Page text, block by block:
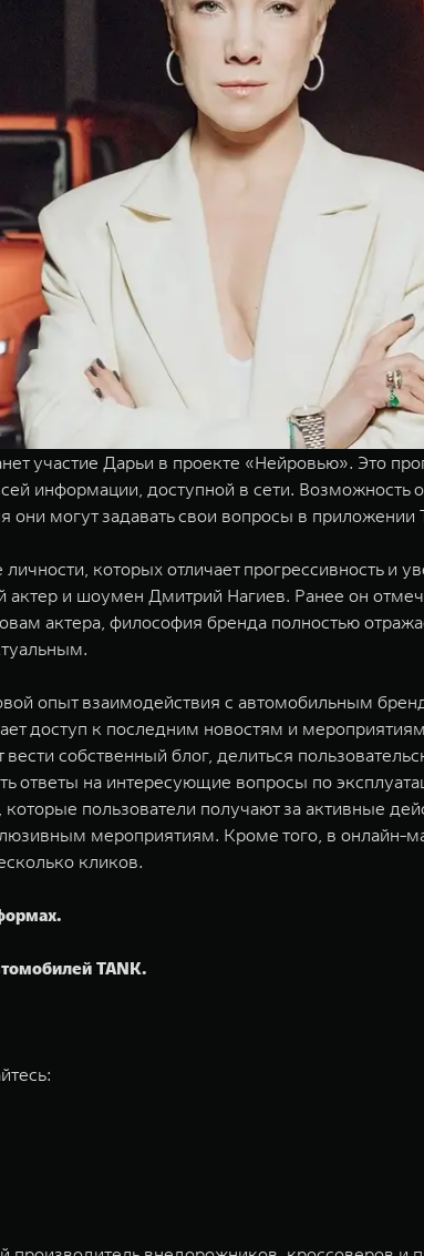
участие Дарьи в проекте «Нейровью». Это
информации, доступной в сети. Возможность
они могут задавать свои вопросы в
которых отличает прогрессивность и
актер и шоумен Дмитрий Нагиев. Ранее он
актера, философия бренда полностью
опыт взаимодействия с автомобильным
доступ к последним новостям и
собственный блог, делиться
ответы на интересующие вопросы по
пользователи получают за активные
мероприятиям. Кроме того, в
кликов.
TANK.